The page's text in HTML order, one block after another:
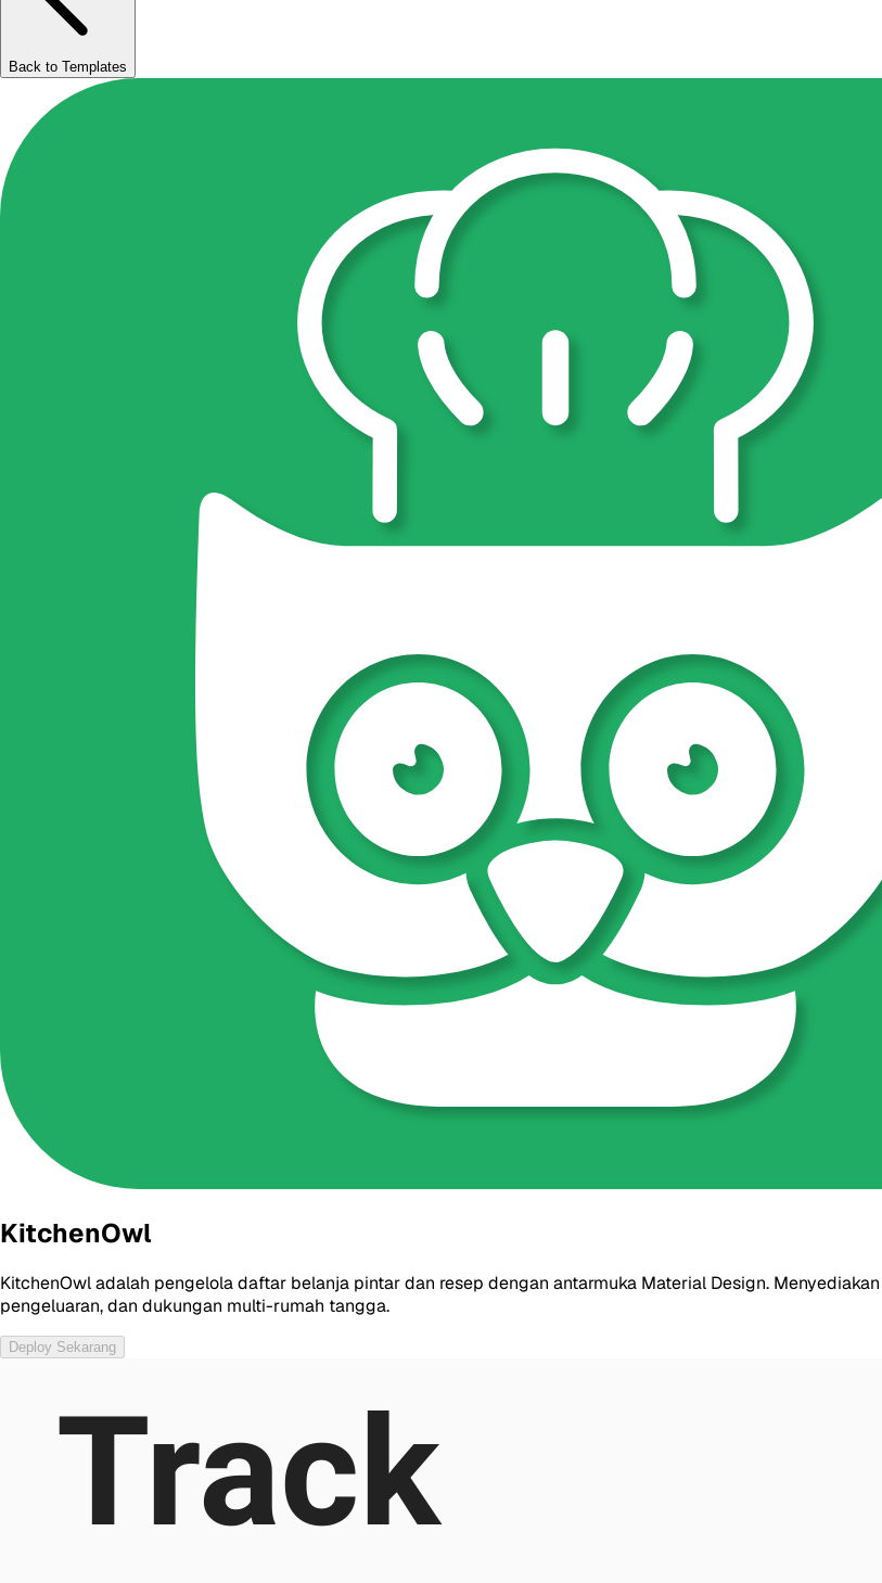
Back to Templates
KitchenOwl
KitchenOwl adalah pengelola daftar belanja pintar dan resep dengan antarmuka Material Design.
pengeluaran, dan dukungan multi-rumah tangga.
Deploy Sekarang